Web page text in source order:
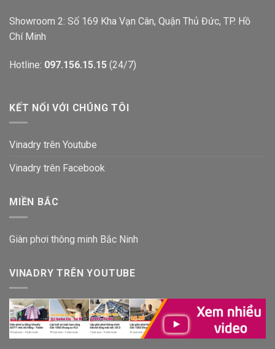
Showroom 2: Số 169 Kha Vạn Cân, Quận Thủ Đức, TP. Hồ
Chí Minh
Hotline: 097.156.15.15 (24/7)
KẾT NỐI VỚI CHÚNG TÔI
Vinadry trên Youtube
Vinadry trên Facebook
MIỀN BẮC
Giàn phơi thông minh Bắc Ninh
VINADRY TRÊN YOUTUBE